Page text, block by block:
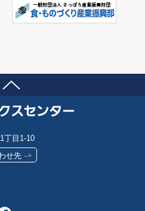
丁目1-10
せ先